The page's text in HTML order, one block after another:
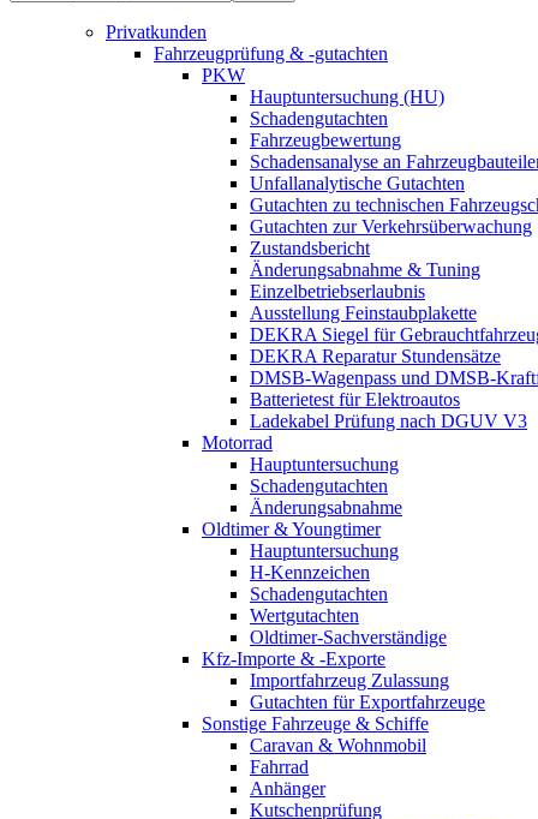
Privatkunden
Fahrzeugprüfung & -gutachten
PKW
Hauptuntersuchung (HU)
Schadengutachten
Fahrzeugbewertung
Schadensanalyse an
Unfallanalytische Gutachten
Gutachten zu technischen
Gutachten zur Verkehrsüberwachung
Zustandsbericht
Änderungsabnahme & Tuning
Einzelbetriebserlaubnis
Ausstellung Feinstaubplakette
DEKRA Siegel für
DEKRA Reparatur Stundensätze
DMSB-Wagenpass und DMSB-
Batterietest für Elektroautos
Ladekabel Prüfung nach DGUV V3
Motorrad
Hauptuntersuchung
Schadengutachten
Änderungsabnahme
Oldtimer & Youngtimer
Hauptuntersuchung
H-Kennzeichen
Schadengutachten
Wertgutachten
Oldtimer-Sachverständige
Kfz-Importe & -Exporte
Importfahrzeug Zulassung
Gutachten für Exportfahrzeuge
Sonstige Fahrzeuge & Schiffe
Caravan & Wohnmobil
Fahrrad
Anhänger
Kutschenprüfung